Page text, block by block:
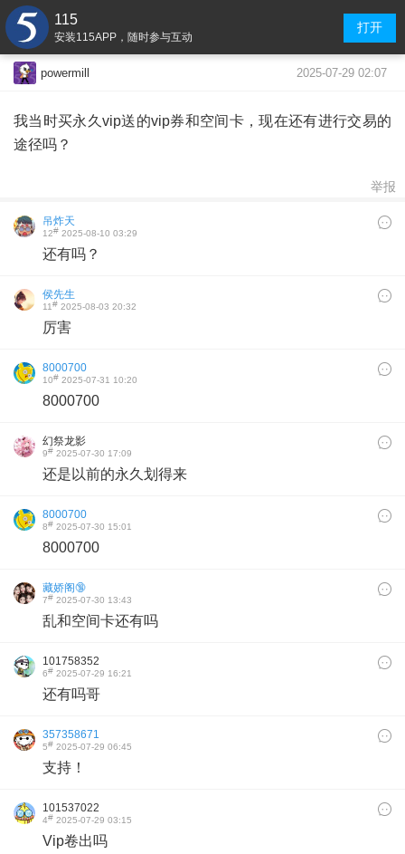
115
安装115APP，随时参与互动
打开
powermill 2025-07-29 02:07
我当时买永久vip送的vip券和空间卡，现在还有进行交易的
途径吗？
举报
吊炸天
12# 2025-08-10 03:29
还有吗？
侯先生
11# 2025-08-03 20:32
厉害
8000700
10# 2025-07-31 10:20
8000700
幻祭龙影
9# 2025-07-30 17:09
还是以前的永久划得来
8000700
8# 2025-07-30 15:01
8000700
藏娇阁🔞
7# 2025-07-30 13:43
乱和空间卡还有吗
101758352
6# 2025-07-29 16:21
还有吗哥
357358671
5# 2025-07-29 06:45
支持！
101537022
4# 2025-07-29 03:15
Vip卷出吗